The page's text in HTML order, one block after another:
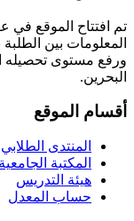
المعلومات بين
ورفع مستوى تحصيله
البحرين.
أقسام الموقع
المنتدى الطلابي
المكتبة الجامعية
هيئة التدريس
حساب المعدل